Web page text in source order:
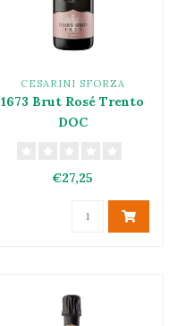
CESARINI SFORZA
1673 Brut Rosé Trento
DOC
€27,25